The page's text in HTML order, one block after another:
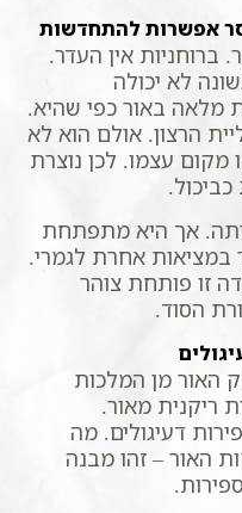
אפשרות להתחדשות
ברוחניות אין העדר.
לא יכולה
מלאה באור כפי שהיא.
הרצון. אולם הוא לא
מקום עצמו. לכן נוצרת
אך היא מתפתחת
במציאות אחרת לגמרי.
זו פותחת צוהר
הסוד.
מן המלכות
ריקנית מאור.
דעיגולים. מה
האור – זהו מבנה